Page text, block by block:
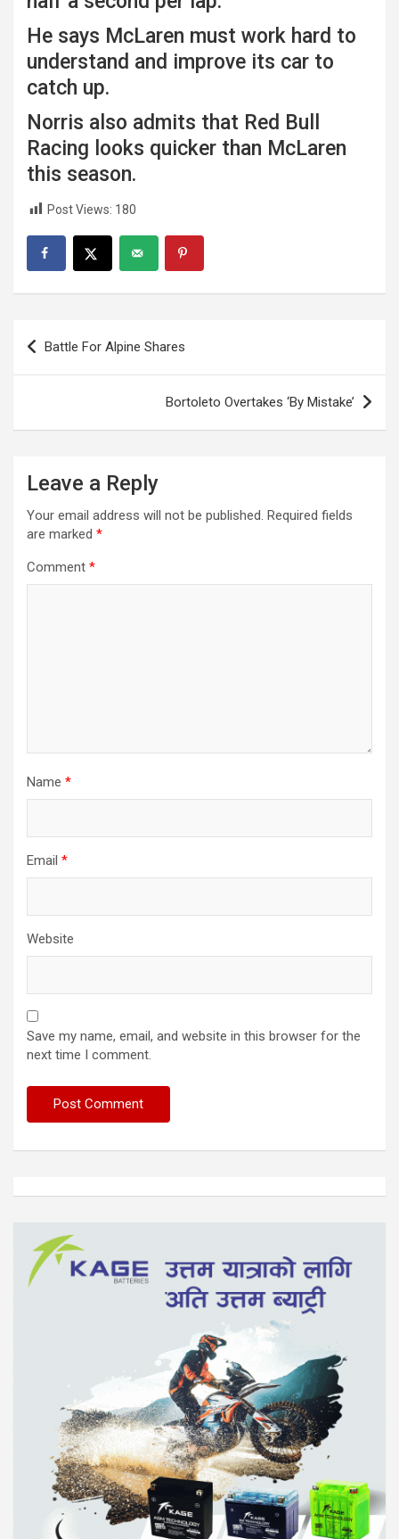
He says McLaren must work hard to
understand and improve its car to
catch up.
Norris also admits that Red Bull
Racing looks quicker than McLaren
this season.
Post Views: 180
Post
navigation
Battle For Alpine Shares
Bortoleto Overtakes ‘By Mistake’
Leave a Reply
Your email address will not be published. Required fields
are marked *
Comment *
Name *
Email *
Website
Save my name, email, and website in this browser for the
next time I comment.